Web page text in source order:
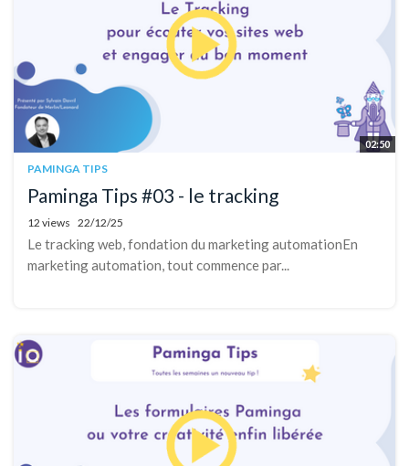
02:50
PAMINGA TIPS
Paminga Tips #03 - le tracking
12 views 22/12/25
Le tracking web, fondation du marketing automationEn
marketing automation, tout commence par...